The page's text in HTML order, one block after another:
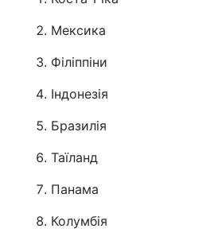
Мексика
Філіппіни
Індонезія
Бразилія
Таїланд
Панама
Колумбія